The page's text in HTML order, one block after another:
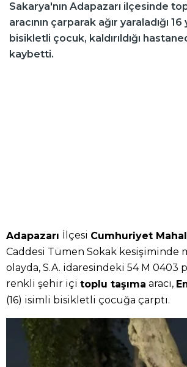
Sakarya'nın Adapazarı ilçesinde
aracının çarparak ağır yaraladığı 16
bisikletli çocuk, kaldırıldığı
kaybetti.
Adapazarı İlçesi Cumhuriyet
Caddesi Tümen Sokak kesişiminde
olayda, S.A. idaresindeki 54 M 0403
renkli şehir içi toplu taşıma aracı,
(16) isimli bisikletli çocuğa çarptı.